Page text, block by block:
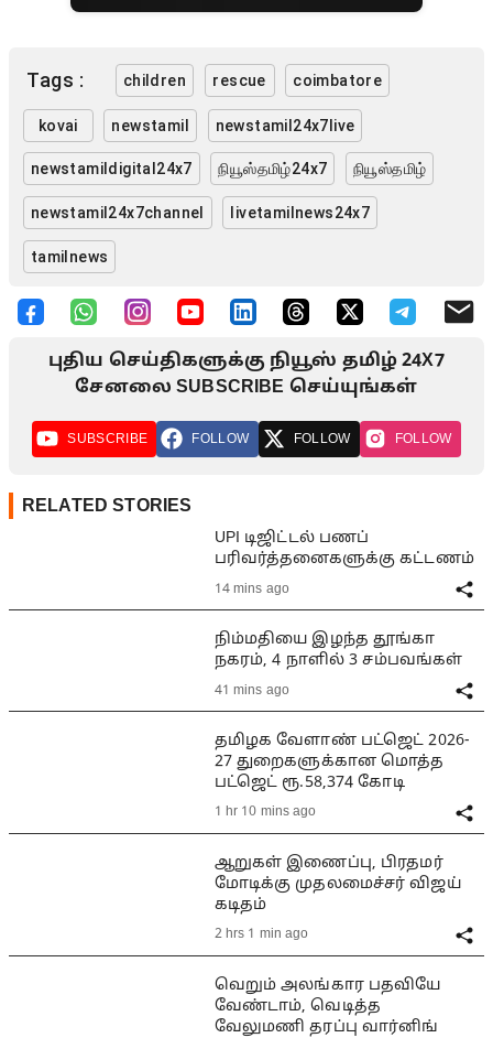
Tags : children rescue coimbatore
kovai newstamil newstamil24x7live
newstamildigital24x7 நியூஸ்தமிழ்24x7 நியூஸ்தமிழ்
newstamil24x7channel livetamilnews24x7
tamilnews
புதிய செய்திகளுக்கு நியூஸ் தமிழ் 24X7
சேனலை SUBSCRIBE செய்யுங்கள்
SUBSCRIBE FOLLOW FOLLOW FOLLOW
RELATED STORIES
UPI டிஜிட்டல் பணப்
பரிவர்த்தனைகளுக்கு கட்டணம்
14 mins ago
நிம்மதியை இழந்த தூங்கா
நகரம், 4 நாளில் 3 சம்பவங்கள்
41 mins ago
தமிழக வேளாண் பட்ஜெட் 2026-
27 துறைகளுக்கான மொத்த
பட்ஜெட் ரூ.58,374 கோடி
1 hr 10 mins ago
ஆறுகள் இணைப்பு, பிரதமர்
மோடிக்கு முதலமைச்சர் விஜய்
கடிதம்
2 hrs 1 min ago
வெறும் அலங்கார பதவியே
வேண்டாம், வெடித்த
வேலுமணி தரப்பு வார்னிங்